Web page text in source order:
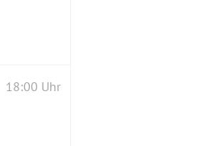
18:00 Uhr